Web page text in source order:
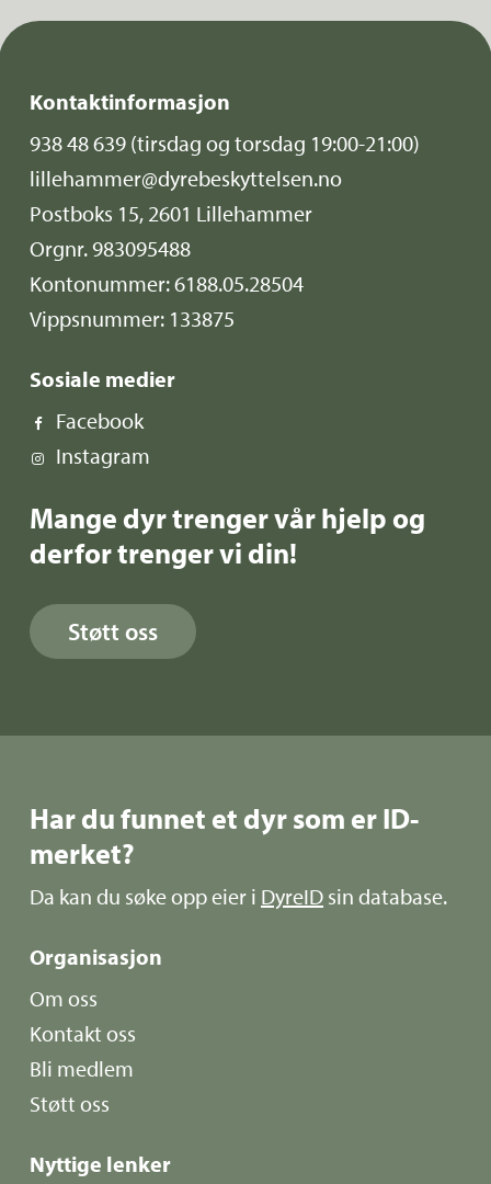
Kontaktinformasjon
938 48 639 (tirsdag og torsdag 19:00-21:00)
lillehammer@dyrebeskyttelsen.no
Postboks 15, 2601 Lillehammer
Orgnr. 983095488
Kontonummer: 6188.05.28504
Vippsnummer: 133875
Sosiale medier
Facebook
Instagram
Mange dyr trenger vår hjelp og
derfor trenger vi din!
Støtt oss
Har du funnet et dyr som er ID-
merket?
Da kan du søke opp eier i DyreID sin database.
Organisasjon
Om oss
Kontakt oss
Bli medlem
Støtt oss
Nyttige lenker